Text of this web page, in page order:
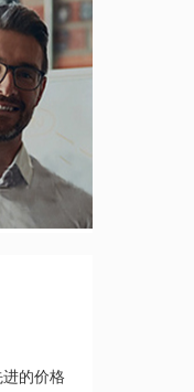
进的价格